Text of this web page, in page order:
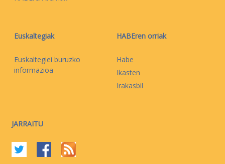
Euskaltegiak
Euskaltegiei buruzko
informazioa
HABEren orriak
Habe
Ikasten
Irakasbil
JARRAITU